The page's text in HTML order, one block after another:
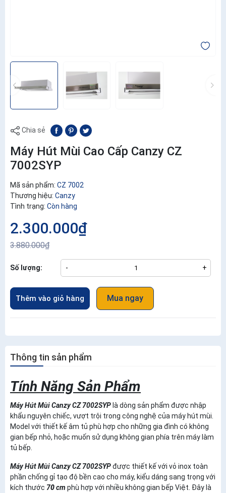
Chia sẻ
Máy Hút Mùi Cao Cấp Canzy CZ
7002SYP
Mã sản phẩm: CZ 7002
Thương hiệu: Canzy
Tình trạng: Còn hàng
2.300.000₫
3.880.000₫
Số lượng: - +
Thêm vào giỏ hàng Mua ngay
Thông tin sản phẩm
Tính Năng Sản Phẩm
Máy Hút Mùi Canzy CZ 7002SYPlà dòng sản phẩm được nhập
khẩu nguyên chiếc, vượt trội trong công nghệ của máy hút mùi.
Model với thiết kế âm tủ phù hợp cho những gia đình có không
gian bếp nhỏ, hoặc muốn sử dụng không gian phía trên máy làm
tủ bếp.
Máy Hút Mùi Canzy CZ 7002SYPđược thiết kế với vỏ inox toàn
phần chống gỉ tạo độ bền cao cho máy, kiểu dáng sang trọng với
kích thước 70cm phù hợp với nhiều không gian bếp Việt. Đây là